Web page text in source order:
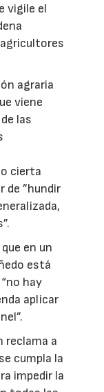
vigile el
agraria
viene
las
cierta
de ”hundir
en un
está
hay
aplicar
reclama a
cumpla la
impedir la